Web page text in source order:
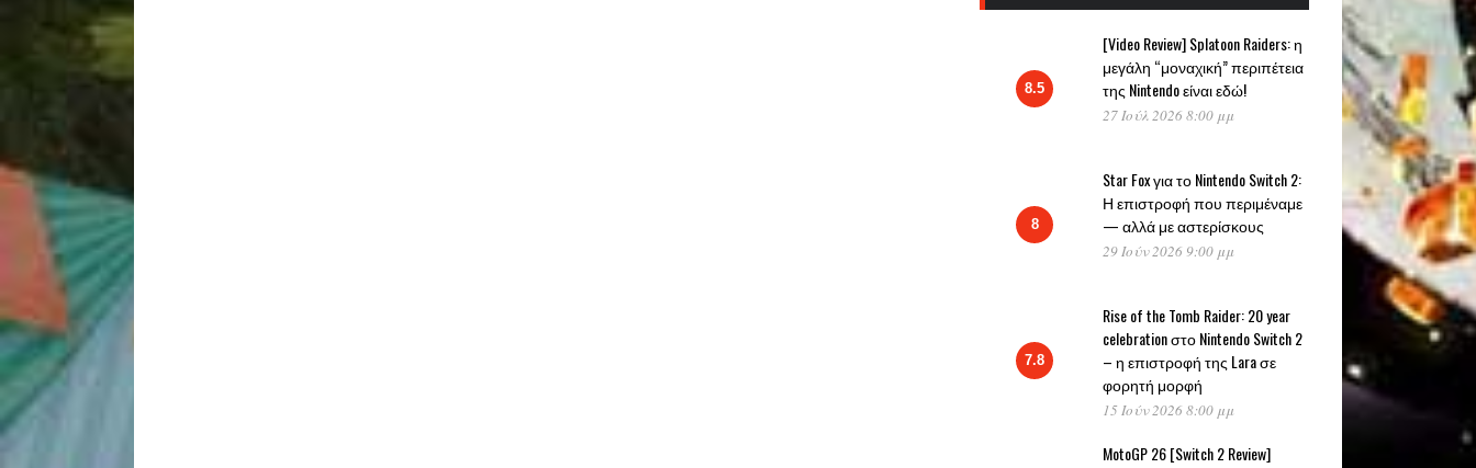
8.5
[Video Review] Splatoon Raiders: η
μεγάλη “μοναχική” περιπέτεια
της Nintendo είναι εδώ!
27 Ιούλ 2026 8:00 μμ
8
Star Fox για το Nintendo Switch 2:
Η επιστροφή που περιμέναμε
— αλλά με αστερίσκους
29 Ιούν 2026 9:00 μμ
7.8
Rise of the Tomb Raider: 20 year
celebration στο Nintendo Switch 2
– η επιστροφή της Lara σε
φορητή μορφή
15 Ιούν 2026 8:00 μμ
MotoGP 26 [Switch 2 Review]